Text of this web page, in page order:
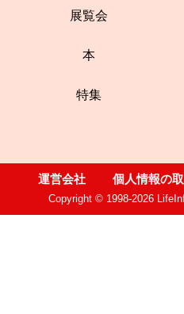
展覧会
本
特集
運営会社 個人情報の
Copyright © 1998-2026